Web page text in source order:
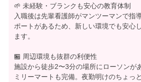
🌱 未経験・ブランクも安心の教育体制
入職後は先輩看護師がマンツーマンで指
ポートがあるため、新しい環境でも安心
ます。
🏪 周辺環境も抜群の利便性
施設から徒歩2〜3分の場所にローソンが
ミリーマートも完備。夜勤明けのちょっ